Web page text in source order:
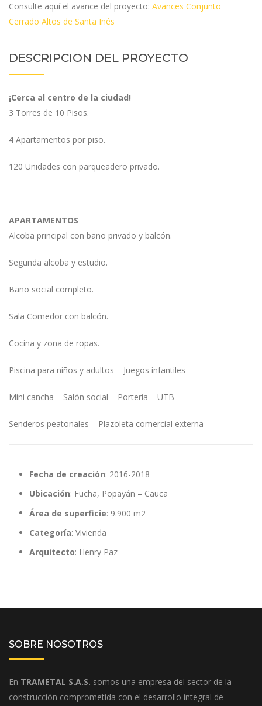
Consulte aquí el avance del proyecto: Avances Conjunto
Cerrado Altos de Santa Inés
DESCRIPCION DEL PROYECTO
¡Cerca al centro de la ciudad!
3 Torres de 10 Pisos.
4 Apartamentos por piso.
120 Unidades con parqueadero privado.
APARTAMENTOS
Alcoba principal con baño privado y balcón.
Segunda alcoba y estudio.
Baño social completo.
Sala Comedor con balcón.
Cocina y zona de ropas.
Piscina para niños y adultos – Juegos infantiles
Mini cancha – Salón social – Portería – UTB
Senderos peatonales – Plazoleta comercial externa
Fecha de creación: 2016-2018
Ubicación: Fucha, Popayán – Cauca
Área de superficie: 9.900 m2
Categoría: Vivienda
Arquitecto: Henry Paz
SOBRE NOSOTROS
En TRAMETAL S.A.S. somos una empresa del sector de la
construcción comprometida con el desarrollo integral de